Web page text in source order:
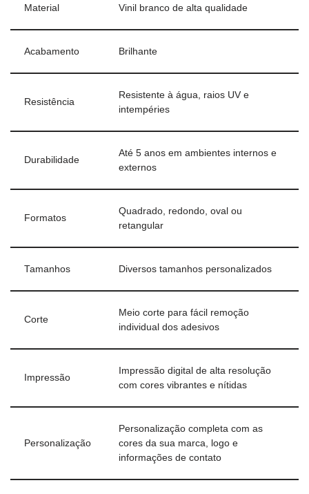
Material Vinil branco de alta qualidade
Acabamento Brilhante
Resistência
Resistente à água, raios UV e
intempéries
Durabilidade
Até 5 anos em ambientes internos e
externos
Formatos
Quadrado, redondo, oval ou
retangular
Tamanhos Diversos tamanhos personalizados
Corte
Meio corte para fácil remoção
individual dos adesivos
Impressão
Impressão digital de alta resolução
com cores vibrantes e nítidas
Personalização
Personalização completa com as
cores da sua marca, logo e
informações de contato